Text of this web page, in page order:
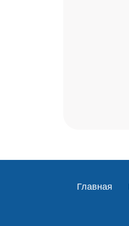
Главная